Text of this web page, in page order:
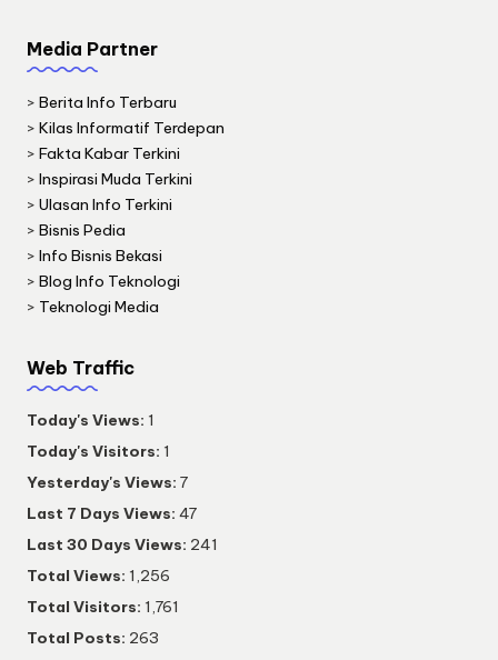
Media Partner
> Berita Info Terbaru
> Kilas Informatif Terdepan
> Fakta Kabar Terkini
> Inspirasi Muda Terkini
> Ulasan Info Terkini
> Bisnis Pedia
> Info Bisnis Bekasi
> Blog Info Teknologi
> Teknologi Media
Web Traffic
Today's Views: 1
Today's Visitors: 1
Yesterday's Views: 7
Last 7 Days Views: 47
Last 30 Days Views: 241
Total Views: 1,256
Total Visitors: 1,761
Total Posts: 263